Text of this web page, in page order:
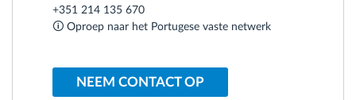
+351 214 135 670
🛈 Oproep naar het Portugese vaste netwerk
NEEM CONTACT OP